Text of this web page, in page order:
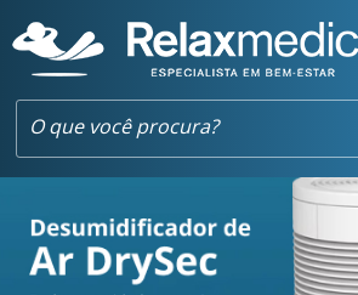
DESUMIDIFICADOR DE AR